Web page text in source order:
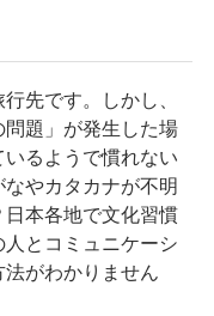
先です。しかし、
題」が発生した場
るようで慣れない
やカタカナが不明
本各地で文化習慣
とコミュニケーシ
がわかりません